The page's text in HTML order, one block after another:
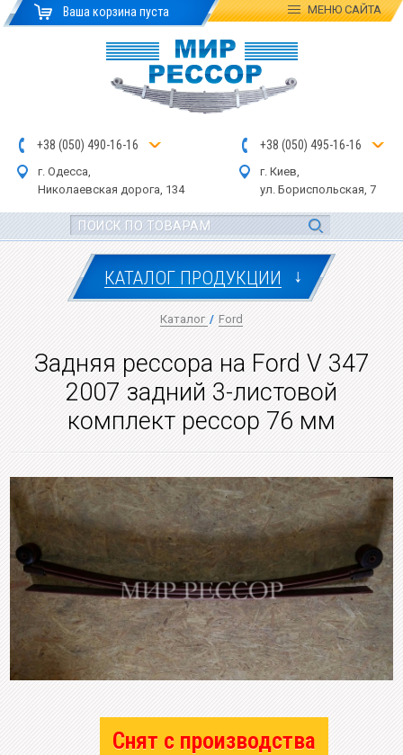
Ваша корзина пуста МЕНЮСАЙТА
+38 (050) 490-16-16
г. Одесса,
Николаевская дорога, 134
+38 (050) 495-16-16
г. Киев,
ул. Бориспольская, 7
КАТАЛОГ ПРОДУКЦИИ ↓
Каталог / Ford
Задняя рессора на Ford V 347
2007 задний 3-листовой
комплект рессор 76 мм
Снят с производства